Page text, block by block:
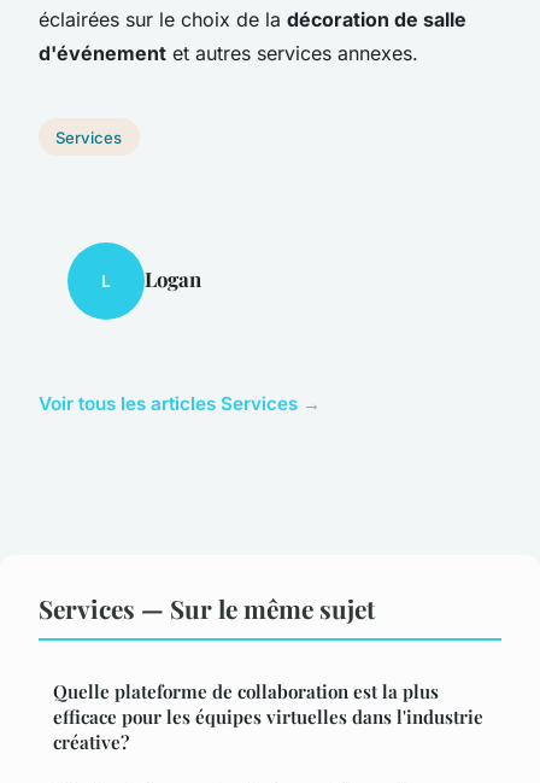
éclairées sur le choix de la décoration de salle
d'événement et autres services annexes.
Services
L Logan
Voir tous les articles Services →
Services — Sur le même sujet
Quelle plateforme de collaboration est la plus
efficace pour les équipes virtuelles dans l'industrie
créative?